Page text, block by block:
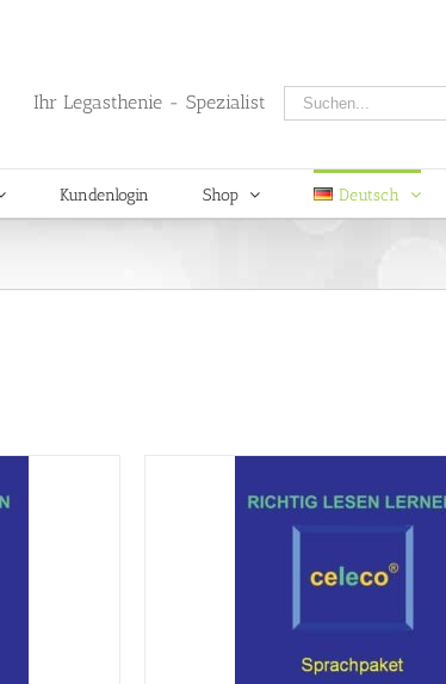
Ihr Legasthenie - Spezialist
Suche
nach:
Kundenlogin Shop Deutsch